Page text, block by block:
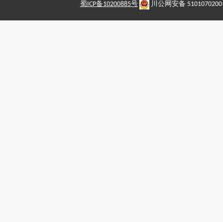
蜀ICP备10200885号
川公网安备